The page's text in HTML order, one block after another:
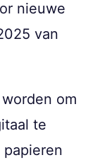
nieuwe
van
om
te